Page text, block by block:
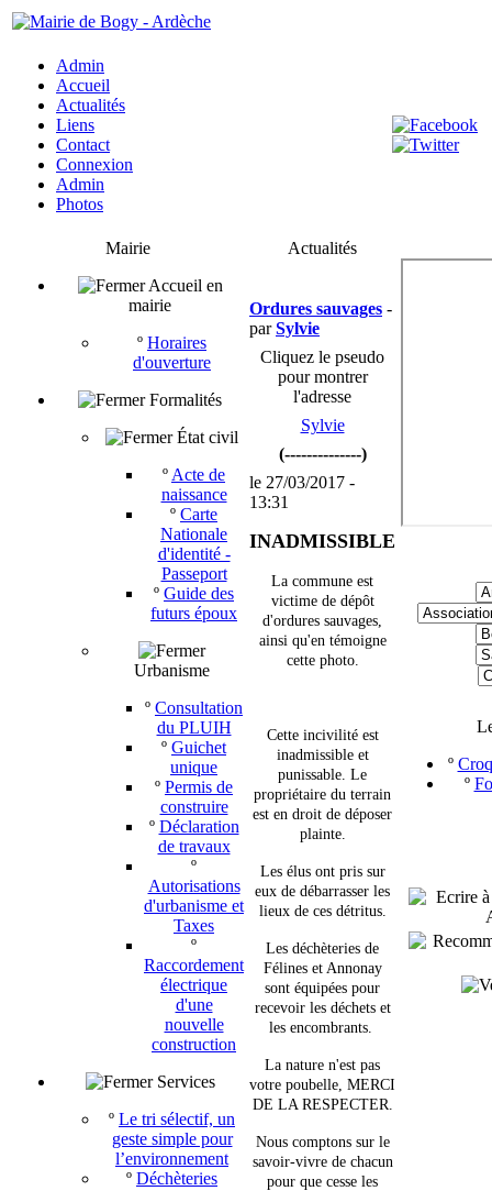
Admin
Accueil
Actualités
Liens
Contact
Connexion
Admin
Photos
Mairie
Accueil en
mairie
º Horaires
d'ouverture
Formalités
État civil
º Acte de
naissance
º Carte
Nationale
d'identité -
Passeport
º Guide des
futurs époux
Urbanisme
º Consultation
du PLUIH
º Guichet
unique
º Permis de
construire
º Déclaration
de travaux
º
Autorisations
d'urbanisme et
Taxes
º
Raccordement
électrique
d'une
nouvelle
construction
Services
º Le tri sélectif, un
geste simple pour
l’environnement
º Déchèteries
Actualités
Ordures sauvages -
parSylvie
Cliquez le pseudo
pour montrer
l'adresse
Sylvie
(--------------)
le 27/03/2017 -
13:31
INADMISSIBLE
La commune est
victime de dépôt
d'ordures sauvages,
ainsi qu'en témoigne
cette photo.
Cette incivilité est
inadmissible et
punissable. Le
propriétaire du terrain
est en droit de déposer
plainte.
Les élus ont pris sur
eux de débarrasser les
lieux de ces détritus.
Les déchèteries de
Félines et Annonay
sont équipées pour
recevoir les déchets et
les encombrants.
La nature n'est pas
votre poubelle, MERCI
DE LA RESPECTER.
Nous comptons sur le
savoir-vivre de chacun
pour que cesse les
º
º